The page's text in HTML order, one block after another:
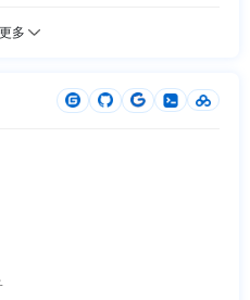
性更高更好用
位
展示开关
多